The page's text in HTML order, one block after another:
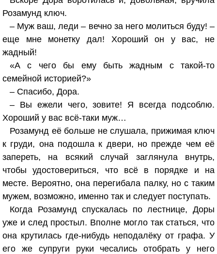
Розамунд ключ.
– Муж ваш, леди – вечно за него молиться буду! –
еще мне монетку дал! Хороший он у вас, не
жадный!
«А с чего бы ему быть жадным с такой-то
семейной историей?»
– Спасибо, Дора.
– Вы ежели чего, зовите! Я всегда подсоблю.
Хороший у вас всё-таки муж…
Розамунд её больше не слушала, прижимая ключ
к груди, она подошла к двери, но прежде чем её
запереть, на всякий случай заглянула внутрь,
чтобы удостовериться, что всё в порядке и на
месте. Вероятно, она перегибала палку, но с таким
мужем, возможно, именно так и следует поступать.
Когда Розамунд спускалась по лестнице, Доры
уже и след простыл. Вполне могло так статься, что
она крутилась где-нибудь неподалёку от графа. У
его же супруги руки чесались отобрать у него